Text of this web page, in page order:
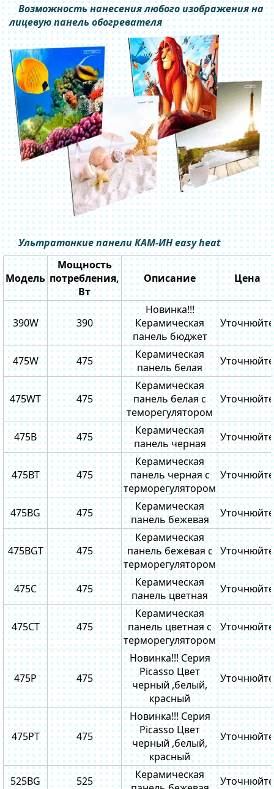
Возможность нанесения любого изображения на
лицевую панель обогревателя
Ультратонкие панели КАМ-ИН easy heat
Модель
Мощность
потребления,
Вт
Описание Цена
390W 390
Новинка!!!
Керамическая
панель бюджет
Уточнюйте
475W 475
Керамическая
панель белая
Уточнюйте
475WT 475
Керамическая
панель белая с
теморегулятором
Уточнюйте
475B 475
Керамическая
панель черная
Уточнюйте
475BT 475
Керамическая
панель черная с
терморегулятором
Уточнюйте
475BG 475
Керамическая
панель бежевая
Уточнюйте
475BGT 475
Керамическая
панель бежевая с
терморегулятором
Уточнюйте
475C 475
Керамическая
панель цветная
Уточнюйте
475CТ 475
Керамическая
панель цветная с
терморегулятором
Уточнюйте
475P 475
Новинка!!! Серия
Picasso Цвет
черный ,белый,
красный
Уточнюйте
475PТ 475
Новинка!!! Серия
Picasso Цвет
черный ,белый,
красный
Уточнюйте
525BG 525
Керамическая
Уточнюйте